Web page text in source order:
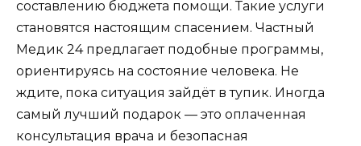
составлению бюджета помощи. Такие услуги
становятся настоящим спасением. Частный
Медик 24 предлагает подобные программы,
ориентируясь на состояние человека. Не
ждите, пока ситуация зайдёт в тупик. Иногда
самый лучший подарок — это оплаченная
консультация врача и безопасная